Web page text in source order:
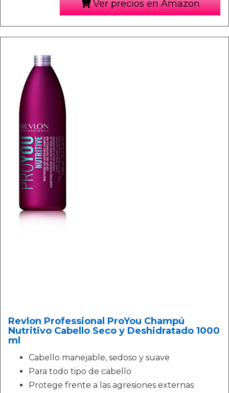
Ver precios en Amazon
Revlon Professional ProYou Champú
Nutritivo Cabello Seco y Deshidratado 1000
ml
Cabello manejable, sedoso y suave
Para todo tipo de cabello
Protege frente a las agresiones externas